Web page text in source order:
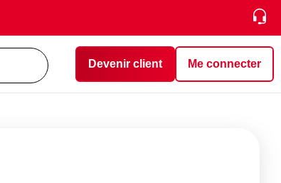
Devenir client Me connecter